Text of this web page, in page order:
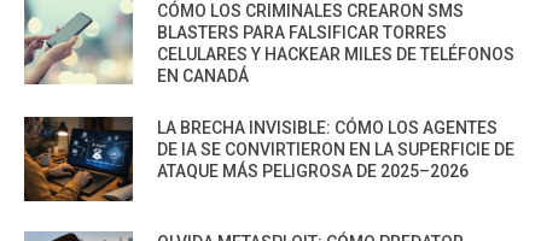
CÓMO LOS CRIMINALES CREARON SMS
BLASTERS PARA FALSIFICAR TORRES
CELULARES Y HACKEAR MILES DE TELÉFONOS
EN CANADÁ
LA BRECHA INVISIBLE: CÓMO LOS AGENTES
DE IA SE CONVIRTIERON EN LA SUPERFICIE DE
ATAQUE MÁS PELIGROSA DE 2025–2026